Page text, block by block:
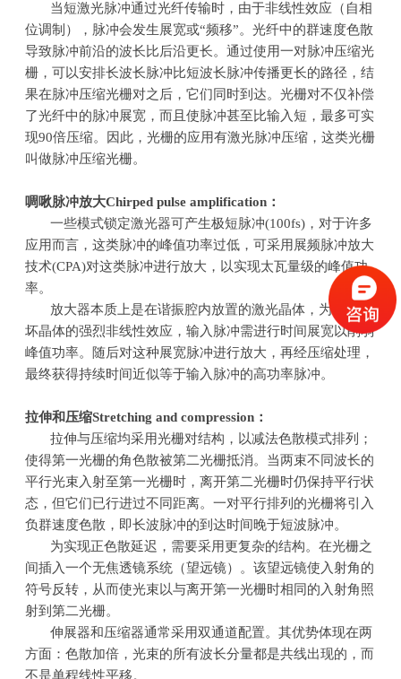
当短激光脉冲通过光纤传输时，由于非线性效应（自相
位调制），脉冲会发生展宽或“频移”。光纤中的群速度色散
导致脉冲前沿的波长比后沿更长。通过使用一对脉冲压缩光
栅，可以安排长波长脉冲比短波长脉冲传播更长的路径，结
果在脉冲压缩光栅对之后，它们同时到达。光栅对不仅补偿
了光纤中的脉冲展宽，而且使脉冲甚至比输入短，最多可实
现90倍压缩。因此，光栅的应用有激光脉冲压缩，这类光栅
叫做脉冲压缩光栅。
啁啾脉冲放大Chirped pulse amplification ：
一些模式锁定激光器可产生极短脉冲(100fs) ，对于许多
应用而言，这类脉冲的峰值功率过低，可采用展频脉冲放大
技术(CPA)对这类脉冲进行放大，以实现太瓦量级的峰值功
率。
放大器本质上是在谐振腔内放置的激光晶体，为避免破
坏晶体的强烈非线性效应，输入脉冲需进行时间展宽以削弱
峰值功率。随后对这种展宽脉冲进行放大，再经压缩处理，
最终获得持续时间近似等于输入脉冲的高功率脉冲。
拉伸和压缩Stretching and compression ：
拉伸与压缩均采用光栅对结构，以减法色散模式排列；
使得第一光栅的角色散被第二光栅抵消。当两束不同波长的
平行光束入射至第一光栅时，离开第二光栅时仍保持平行状
态，但它们已行进过不同距离。一对平行排列的光栅将引入
负群速度色散，即长波脉冲的到达时间晚于短波脉冲。
为实现正色散延迟，需要采用更复杂的结构。在光栅之
间插入一个无焦透镜系统（望远镜）。该望远镜使入射角的
符号反转，从而使光束以与离开第一光栅时相同的入射角照
射到第二光栅。
伸展器和压缩器通常采用双通道配置。其优势体现在两
方面：色散加倍，光束的所有波长分量都是共线出现的，而
不是单程线性平移。